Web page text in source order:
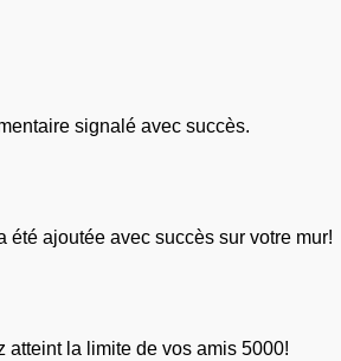
signalé avec succès.
été ajoutée avec succès sur votre mur!
atteint la limite de vos amis 5000!